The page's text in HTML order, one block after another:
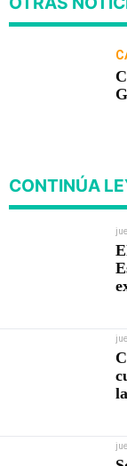
CONTINÚA